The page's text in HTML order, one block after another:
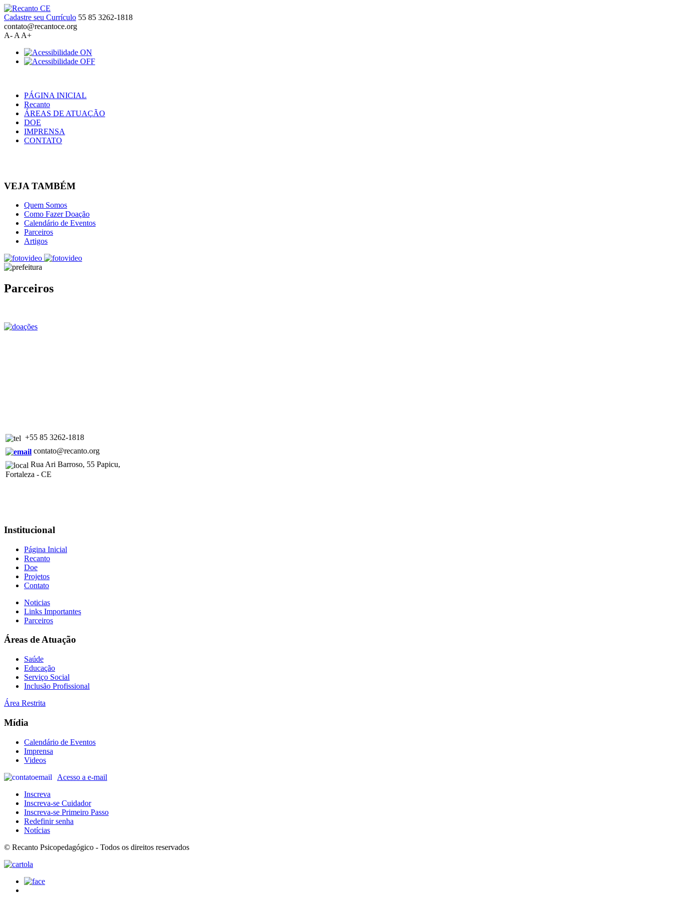
Cadastre seu Currículo 55 85 3262-1818
contato@recantoce.org
A- A A+
PÁGINA INICIAL
Recanto
ÁREAS DE ATUAÇÃO
DOE
IMPRENSA
CONTATO
VEJA TAMBÉM
Quem Somos
Como Fazer Doação
Calendário de Eventos
Parceiros
Artigos
Parceiros
+55 85 3262-1818
contato@recanto.org
Rua Ari Barroso, 55 Papicu,
Fortaleza - CE
Institucional
Página Inicial
Recanto
Doe
Projetos
Contato
Noticias
Links Importantes
Parceiros
Áreas de Atuação
Saúde
Educação
Serviço Social
Inclusão Profissional
Área Restrita
Mídia
Calendário de Eventos
Imprensa
Videos
Acesso a e-mail
Inscreva
Inscreva-se Cuidador
Inscreva-se Primeiro Passo
Redefinir senha
Notícias
© Recanto Psicopedagógico - Todos os direitos reservados